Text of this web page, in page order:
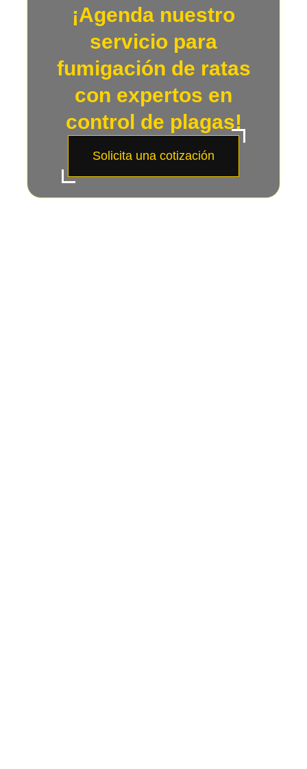
¡Agenda nuestro
servicio para
fumigación de ratas
con expertos en
control de plagas!
Solicita una cotización